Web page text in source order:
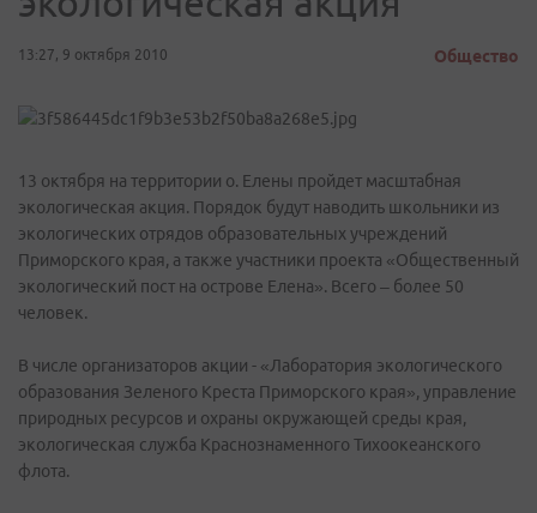
13:27, 9 октября 2010 Общество
13 октября на территории о. Елены пройдет масштабная
экологическая акция. Порядок будут наводить школьники из
экологических отрядов образовательных учреждений
Приморского края, а также участники проекта «Общественный
экологический пост на острове Елена». Всего – более 50
человек.
В числе организаторов акции - «Лаборатория экологического
образования Зеленого Креста Приморского края», управление
природных ресурсов и охраны окружающей среды края,
экологическая служба Краснознаменного Тихоокеанского
флота.